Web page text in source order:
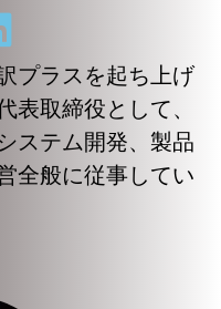
プラスを起ち上げ
表取締役として、
ステム開発、製品
全般に従事してい